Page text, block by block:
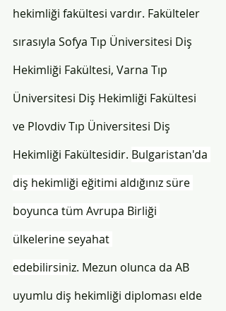
hekimliği fakültesi vardır. Fakülteler
sırasıyla Sofya Tıp Üniversitesi Diş
Hekimliği Fakültesi, Varna Tıp
Üniversitesi Diş Hekimliği Fakültesi
ve Plovdiv Tıp Üniversitesi Diş
Hekimliği Fakültesidir. Bulgaristan'da
diş hekimliği eğitimi aldığınız süre
boyunca tüm Avrupa Birliği
ülkelerine seyahat
edebilirsiniz. Mezun olunca da AB
uyumlu diş hekimliği diploması elde